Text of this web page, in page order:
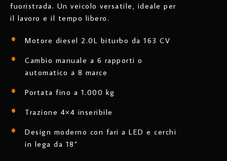
fuoristrada. Un veicolo versatile, ideale per
il lavoro e il tempo libero.
Motore diesel 2.0L biturbo da 163 CV
Cambio manuale a 6 rapporti o
automatico a 8 marce
Portata fino a 1.000 kg
Trazione 4×4 inseribile
Design moderno con fari a LED e cerchi
in lega da 18”